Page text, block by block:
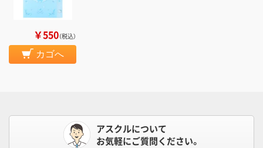
￥550（税込）
カゴへ
アスクルについて
お気軽にご質問ください。